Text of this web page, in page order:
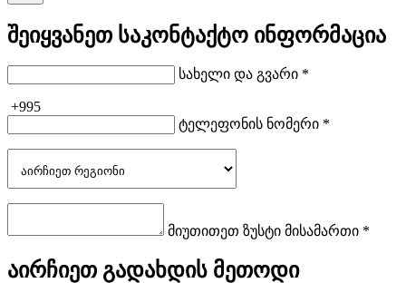
შეიყვანეთ საკონტაქტო ინფორმაცია
სახელი და გვარი *
+995
ტელეფონის ნომერი *
მიუთითეთ ზუსტი მისამართი *
აირჩიეთ გადახდის მეთოდი